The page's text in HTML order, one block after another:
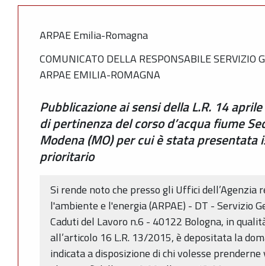
ARPAE Emilia-Romagna
COMUNICATO DELLA RESPONSABILE SERVIZIO
ARPAE EMILIA-ROMAGNA
Pubblicazione ai sensi della L.R. 14
di pertinenza del corso d’acqua fiume
Modena (MO) per cui è stata presentata
prioritario
Si rende noto che presso gli Uffici dell’Agenzia
l'ambiente e l'energia (ARPAE) - DT - Servizio
Caduti del Lavoro n.6 - 40122 Bologna, in
all’articolo 16 L.R. 13/2015, è depositata la
indicata a disposizione di chi volesse